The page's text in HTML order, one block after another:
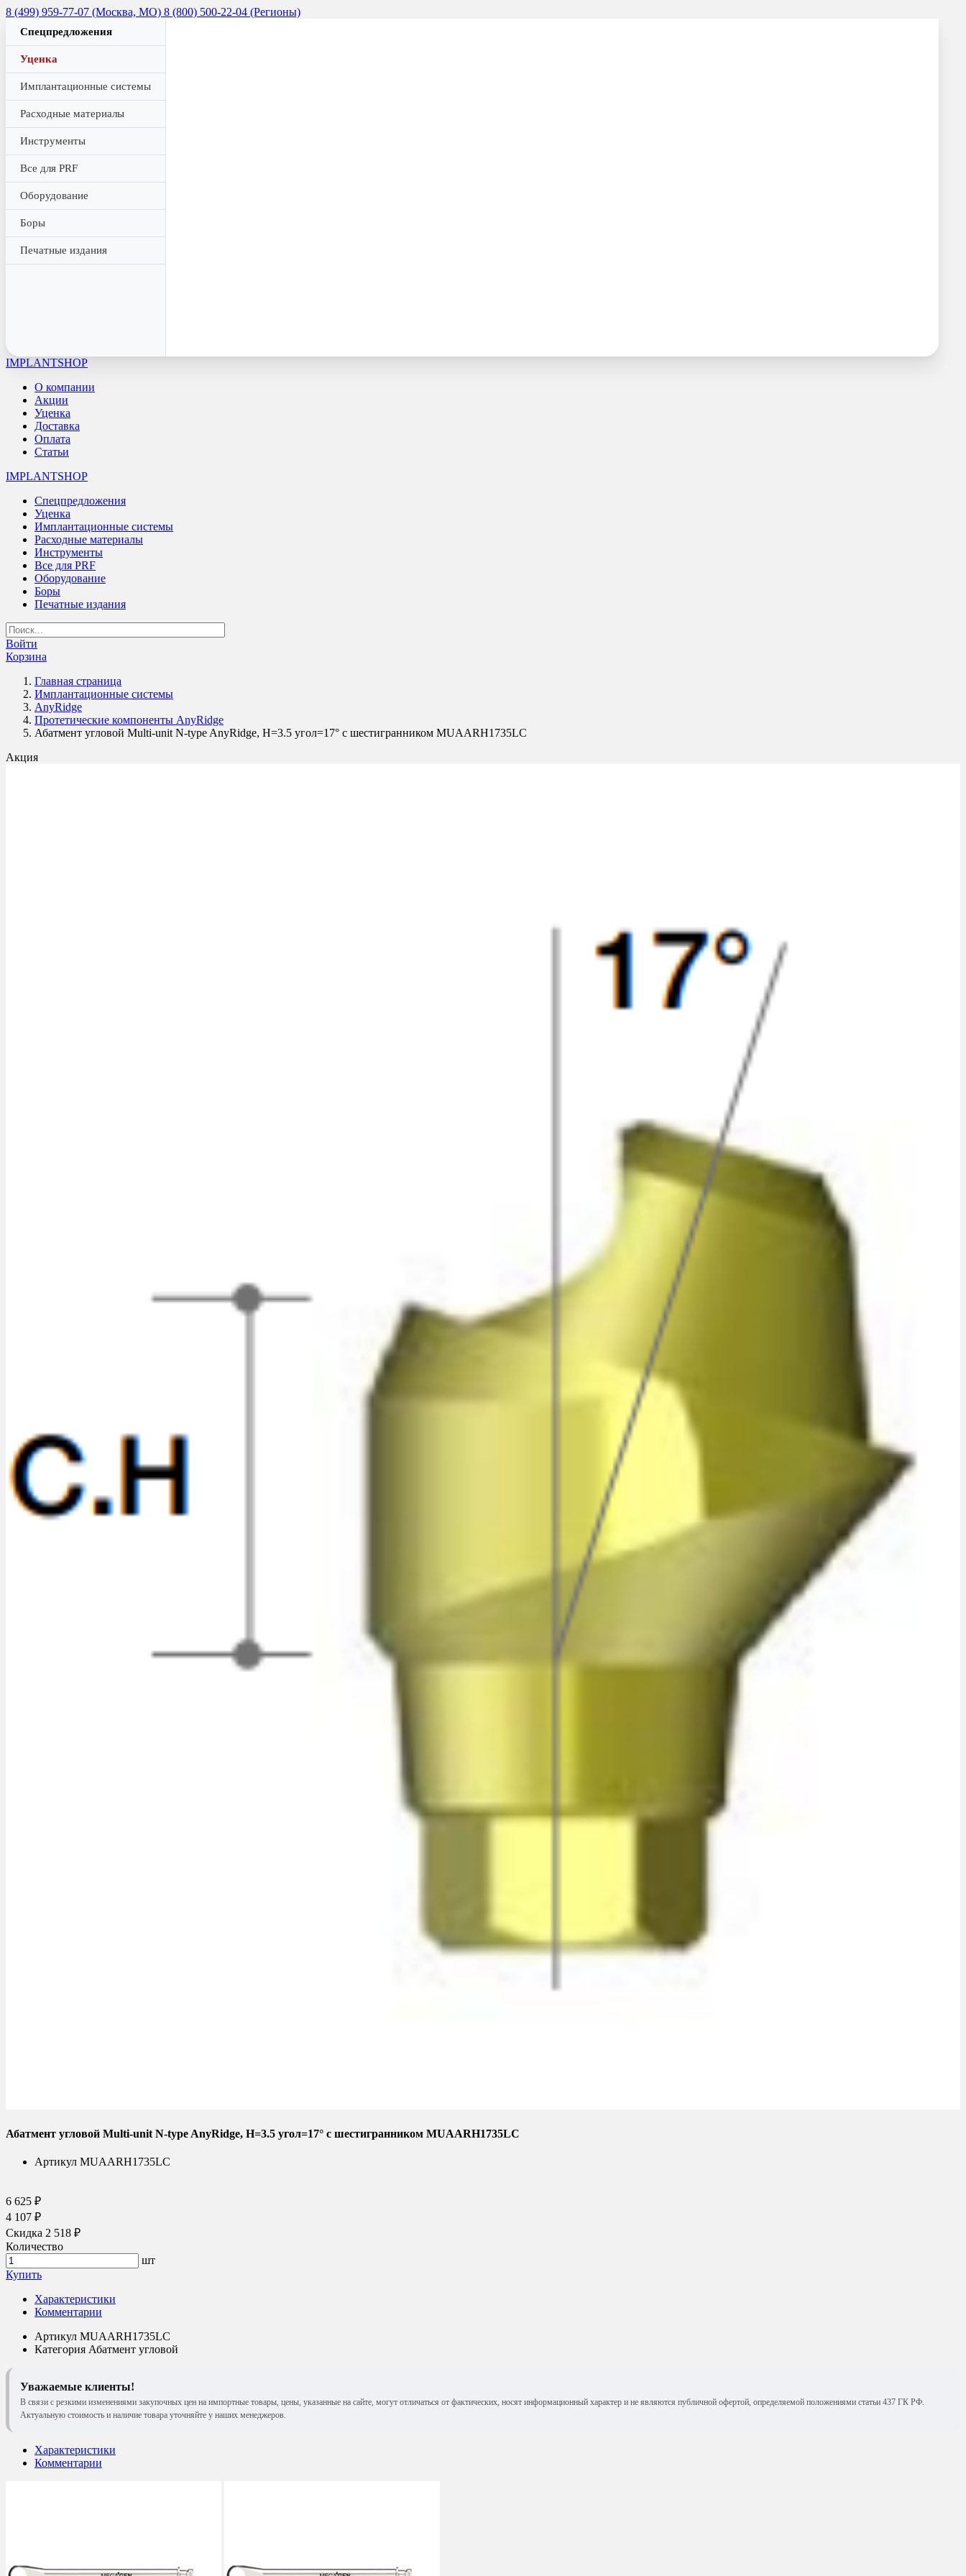
8 (499) 959-77-07 (Москва, МО) 8 (800) 500-22-04 (Регионы)
Спецпредложения
Уценка
Имплантационные системы
Расходные материалы
Инструменты
Все для PRF
Оборудование
Боры
Печатные издания
IMPLANTSHOP
О компании
Акции
Уценка
Доставка
Оплата
Статьи
IMPLANTSHOP
Спецпредложения
Уценка
Имплантационные системы
Расходные материалы
Инструменты
Все для PRF
Оборудование
Боры
Печатные издания
Войти
Корзина
Главная страница
Имплантационные системы
AnyRidge
Протетические компоненты AnyRidge
Абатмент угловой Multi-unit N-type AnyRidge, H=3.5 угол=17° c шестигранником MUAARH1735LC
Акция
Абатмент угловой Multi-unit N-type AnyRidge, H=3.5 угол=17° c шестигранником MUAARH1735LC
Артикул MUAARH1735LC
6 625 ₽
4 107 ₽
Скидка 2 518 ₽
Количество
шт
Купить
Характеристики
Комментарии
Артикул MUAARH1735LC
Категория Абатмент угловой
Уважаемые клиенты!
В связи с резкими изменениями закупочных цен на импортные товары, цены, указанные на сайте, могут отличаться от фактических, носят информационный характер и не являются публичной офертой, определяемой положениями статьи 437 ГК РФ.
Актуальную стоимость и наличие товара уточняйте у наших менеджеров.
Характеристики
Комментарии